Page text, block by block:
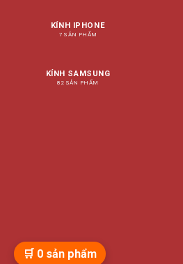
KÍNH IPHONE
7 SẢN PHẨM
KÍNH SAMSUNG
82 SẢN PHẨM
🛒 0 sản phẩm